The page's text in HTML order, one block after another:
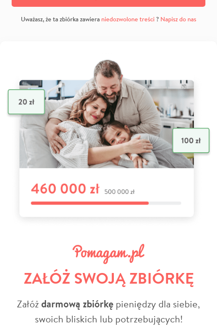
Uważasz, że ta zbiórka zawiera niedozwolone treści? Napisz do nas
ZAŁÓŻ SWOJĄ ZBIÓRKĘ
Załóżdarmową zbiórkę pieniędzy dla siebie,
swoich bliskich lub potrzebujących!